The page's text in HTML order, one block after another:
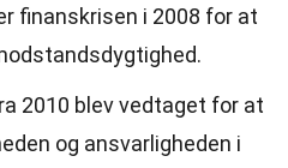
finanskrisen i 2008 for at
2010 blev vedtaget for at
og ansvarligheden i